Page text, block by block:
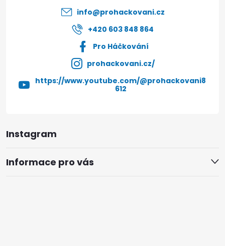
Instagram
Informace pro vás
info@prohackovani.cz
+420 603 848 864
Pro Háčkování
prohackovani.cz/
https://www.youtube.com/@prohackovani8
612